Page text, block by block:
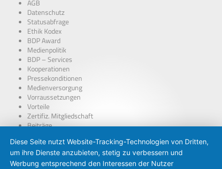
AGB
Datenschutz
Statusabfrage
Ethik Kodex
BDP Award
Medienpolitik
BDP – Services
Kooperationen
Pressekonditionen
Medienversorgung
Vorraussetzungen
Vorteile
Zertifiz. Mitgliedschaft
Beiträge
BDP – Presseausweis
Presse-PKW Schild
Zertifizierung
Diese Seite nutzt Website-Tracking-Technologien von Dritten,
um ihre Dienste anzubieten, stetig zu verbessern und
Werbung entsprechend den Interessen der Nutzer